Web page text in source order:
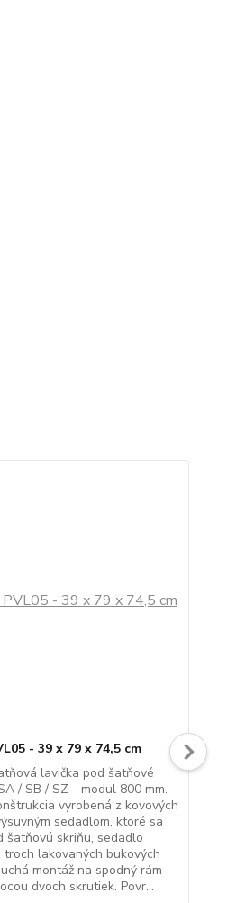
- 39 x 79 x 74,5 cm
lavička pod šatňové
/ SB / SZ - modul 800 mm.
vyrobená z kovových
sedadlom, ktoré sa
šatňovú skriňu, sedadlo
troch lakovaných bukových
montáž na spodný rám
dvoch skrutiek. Povr...